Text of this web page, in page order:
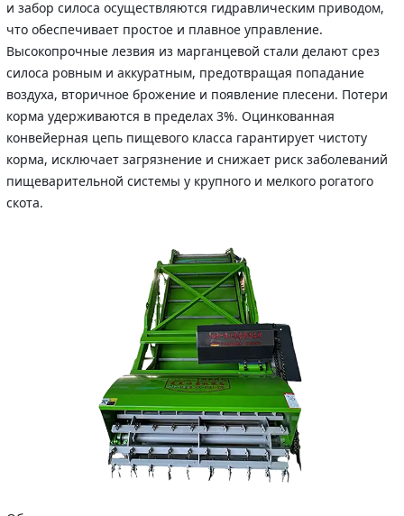
и забор силоса осуществляются гидравлическим приводом,
что обеспечивает простое и плавное управление.
Высокопрочные лезвия из марганцевой стали делают срез
силоса ровным и аккуратным, предотвращая попадание
воздуха, вторичное брожение и появление плесени. Потери
корма удерживаются в пределах 3%. Оцинкованная
конвейерная цепь пищевого класса гарантирует чистоту
корма, исключает загрязнение и снижает риск заболеваний
пищеварительной системы у крупного и мелкого рогатого
скота.